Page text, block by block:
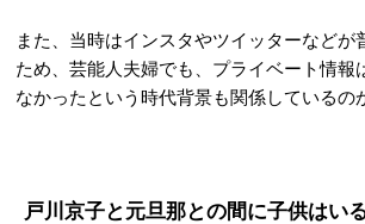
また、当時はインスタやツイッターなどが
ため、芸能人夫婦でも、プライベート情報
なかったという時代背景も関係しているの
戸川京子と元旦那との間に子供はい